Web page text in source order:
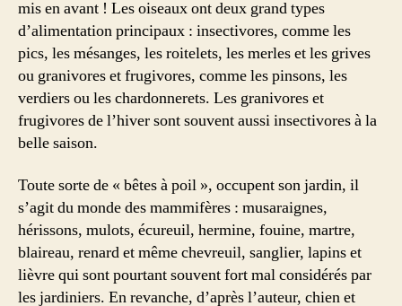
mis en avant ! Les oiseaux ont deux grand types
d’alimentation principaux : insectivores, comme les
pics, les mésanges, les roitelets, les merles et les grives
ou granivores et frugivores, comme les pinsons, les
verdiers ou les chardonnerets. Les granivores et
frugivores de l’hiver sont souvent aussi insectivores à la
belle saison.
Toute sorte de « bêtes à poil », occupent son jardin, il
s’agit du monde des mammifères : musaraignes,
hérissons, mulots, écureuil, hermine, fouine, martre,
blaireau, renard et même chevreuil, sanglier, lapins et
lièvre qui sont pourtant souvent fort mal considérés par
les jardiniers. En revanche, d’après l’auteur, chien et